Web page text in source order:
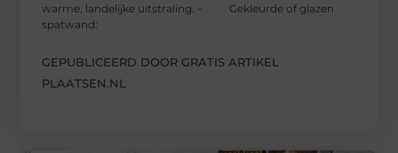
warme, landelijke uitstraling. – Gekleurde of glazen
spatwand:
GEPUBLICEERD DOOR GRATIS ARTIKEL
PLAATSEN.NL